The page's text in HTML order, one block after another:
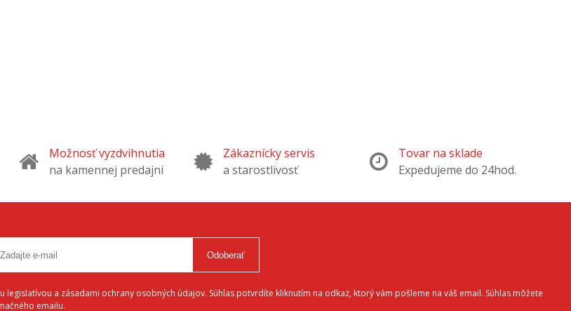
Možnosť vyzdvihnutia
na kamennej predajni
Zákaznícky servis
a starostlivosť
Tovar na sklade
Expedujeme do 24hod.
Odoberať
a zásadami ochrany osobných údajov. Súhlas potvrdíte kliknutím na odkaz, ktorý vám pošleme na váš email. Súhlas môžete
emailu.